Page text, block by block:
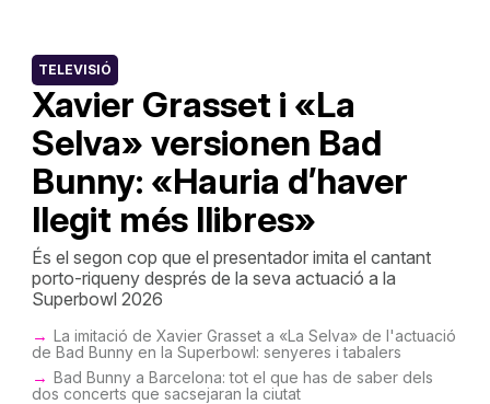
Xavier Grasset i «La
Selva» versionen Bad
Bunny: «Hauria d’haver
llegit més llibres»
TELEVISIÓ
És el segon cop que el presentador imita el cantant
porto-riqueny després de la seva actuació a la
Superbowl 2026
La imitació de Xavier Grasset a «La Selva» de l'actuació
de Bad Bunny en la Superbowl: senyeres i tabalers
Bad Bunny a Barcelona: tot el que has de saber dels
dos concerts que sacsejaran la ciutat